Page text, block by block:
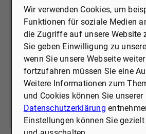
EXTERNE DIENSTE
MEDIA
Inhalte aus externen
Videoplattformen und
Plattformen. Wenn Cookies
Medien akzeptiert
Zugriff auf diese
manuellen
Ich stimme zu
Wir verwenden Cookies, um
Funktionen für soziale Medien
die Zugriffe auf unsere Website
Sie geben Einwilligung zu
wenn Sie unsere Webseite
fortzufahren müssen Sie eine
Weitere Informationen zum
und Cookies können Sie unserer
Datenschutzerklärung
Einstellungen können Sie